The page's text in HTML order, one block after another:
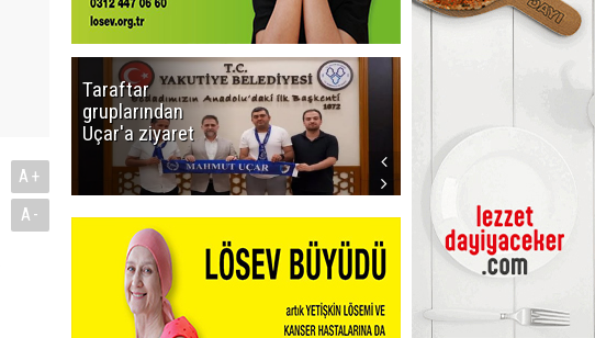
A+
A-
Taraftar
gruplarından
Uçar'a ziyaret
başlıyor! İlk
düdük Bolu'da
çalacak